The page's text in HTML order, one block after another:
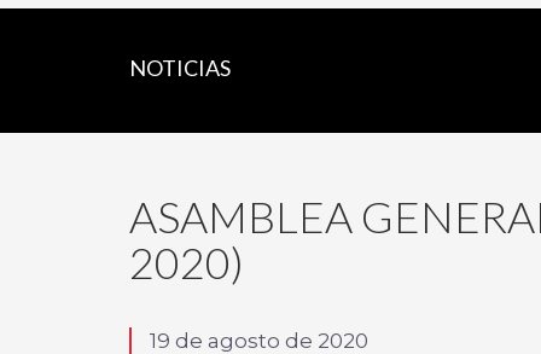
NOTICIAS
ASAMBLEA
2020)
19 de agosto de 2020